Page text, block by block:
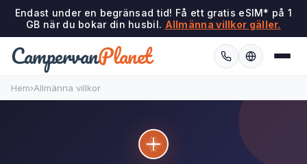
Endast under en begränsad tid! Få ett gratis eSIM* på 1
GB när du bokar din husbil. Allmänna villkor gäller.
CampervanPlanet
Hem›Allmänna villkor